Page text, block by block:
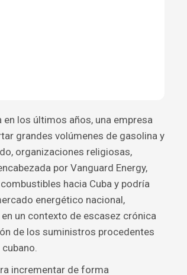
los últimos años, una empresa
grandes volúmenes de gasolina y
organizaciones religiosas,
por Vanguard Energy,
hacia Cuba y podría
energético nacional,
un contexto de escasez crónica
de los suministros procedentes
incrementar de forma